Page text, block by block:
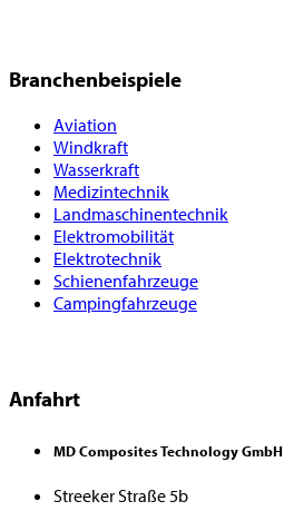
Branchenbeispiele
Aviation
Windkraft
Wasserkraft
Medizintechnik
Landmaschinentechnik
Elektromobilität
Elektrotechnik
Schienenfahrzeuge
Campingfahrzeuge
Anfahrt
MD Composites Technology GmbH
Streeker Straße 5b